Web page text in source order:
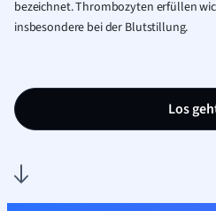
bezeichnet. Thrombozyten erfüllen
insbesondere bei der Blutstillung.
Los